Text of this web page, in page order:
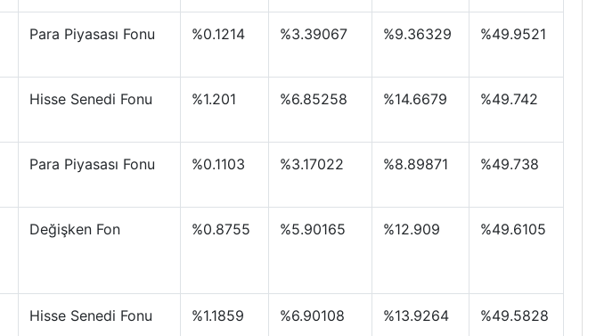
Para Piyasası Fonu %0.1214 %3.39067 %9.36329 %49.9521
Hisse Senedi Fonu %1.201 %6.85258 %14.6679 %49.742
Para Piyasası Fonu %0.1103 %3.17022 %8.89871 %49.738
Değişken Fon %0.8755 %5.90165 %12.909 %49.6105
Hisse Senedi Fonu %1.1859 %6.90108 %13.9264 %49.5828